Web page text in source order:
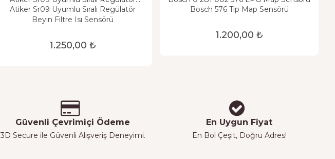
Beyin
Atiker Sr09 Uyumlu Sıralı Regülatör
Beyin Filtre Isı Sensörü
1.250,00 ₺
Bosch 576 Tip Map Sensörü
1.200,00 ₺
Güvenli Çevrimiçi Ödeme
3D Secure ile Güvenli Alışveriş Deneyimi.
En Uygun Fiyat
En Bol Çeşit, Doğru Adres!